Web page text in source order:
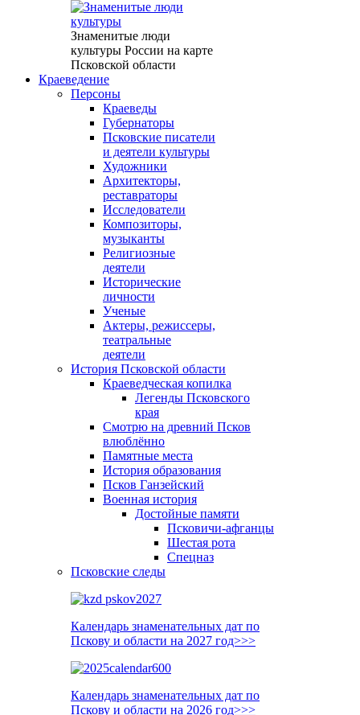
Знаменитые люди
культуры России на карте
Псковской области
Краеведение
Персоны
Краеведы
Губернаторы
Псковские писатели
и деятели культуры
Художники
Архитекторы,
реставраторы
Исследователи
Композиторы,
музыканты
Религиозные
деятели
Исторические
личности
Ученые
Актеры, режиссеры,
театральные
деятели
История Псковской области
Краеведческая копилка
Легенды Псковского
края
Смотрю на древний Псков
влюблённо
Памятные места
История образования
Псков Ганзейский
Военная история
Достойные памяти
Псковичи-афганцы
Шестая рота
Спецназ
Псковские следы
Календарь знаменательных дат по
Пскову и области на 2027 год>>>
Календарь знаменательных дат по
Пскову и области на 2026 год>>>